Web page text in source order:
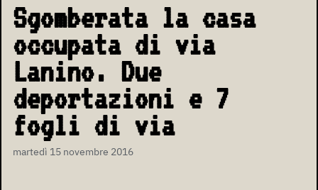
Sgomberata la casa
occupata di via
Lanino. Due
deportazioni e 7
fogli di via
martedì 15 novembre 2016